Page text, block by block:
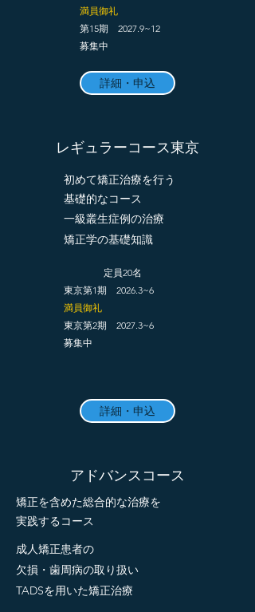
満員御礼​
第15期 2027.9~12
​募集中
詳細・申込
レギュラーコース東京
初めて矯正治療を行う
​基礎的なコース
一級叢生症例の治療
​矯正学の基礎知識
定員20名​
東京第1期 2026.3~6
満員御礼
東京第2期 2027.3~6
​募集中
詳細・申込
​アドバンスコース
​矯正を含めた総合的な治療を
実践するコース
成人矯正患者の
欠損・歯周病の取り扱い
TADS​を用いた矯正治療